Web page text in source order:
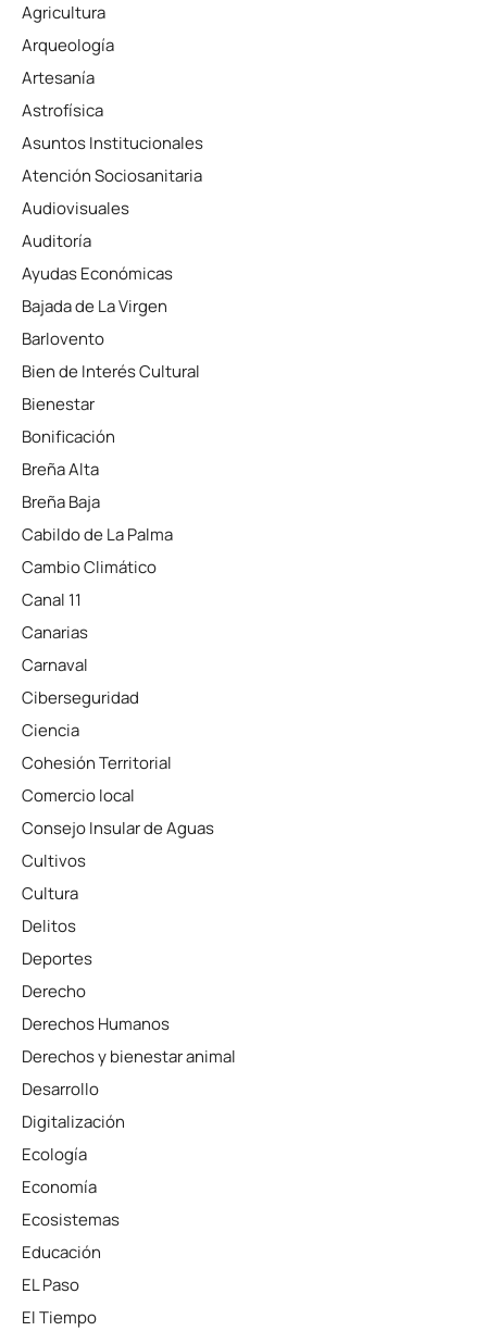
Agricultura
Arqueología
Artesanía
Astrofísica
Asuntos Institucionales
Atención Sociosanitaria
Audiovisuales
Auditoría
Ayudas Económicas
Bajada de La Virgen
Barlovento
Bien de Interés Cultural
Bienestar
Bonificación
Breña Alta
Breña Baja
Cabildo de La Palma
Cambio Climático
Canal 11
Canarias
Carnaval
Ciberseguridad
Ciencia
Cohesión Territorial
Comercio local
Consejo Insular de Aguas
Cultivos
Cultura
Delitos
Deportes
Derecho
Derechos Humanos
Derechos y bienestar animal
Desarrollo
Digitalización
Ecología
Economía
Ecosistemas
Educación
EL Paso
El Tiempo